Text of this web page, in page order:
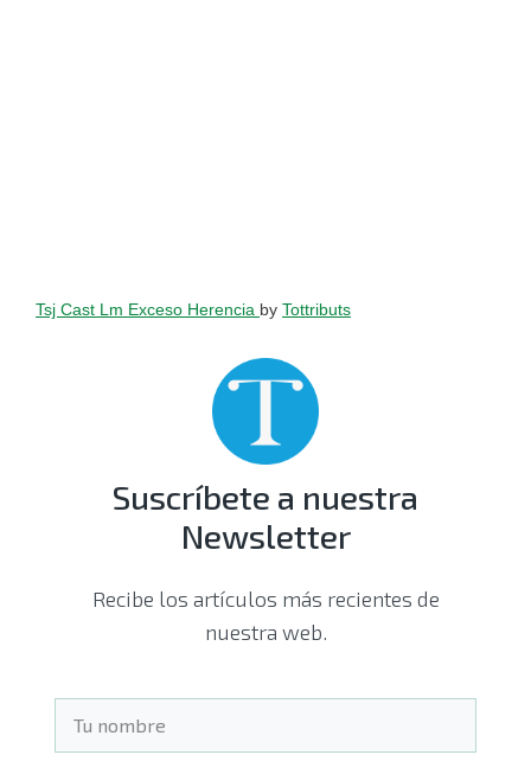
Tsj Cast Lm Exceso Herencia by Tottributs
Suscríbete a nuestra
Newsletter
Recibe los artículos más recientes de
nuestra web.